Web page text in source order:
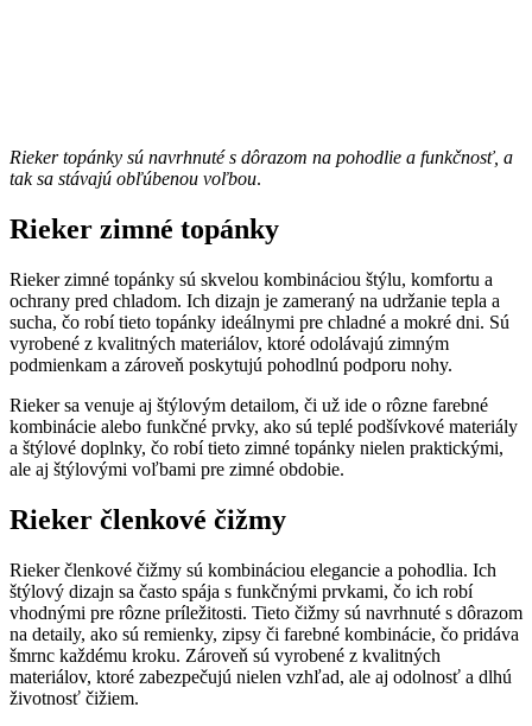
Rieker topánky sú navrhnuté s dôrazom na pohodlie a funkčnosť, a
tak sa stávajú obľúbenou voľbou.
Rieker zimné topánky
Rieker zimné topánky sú skvelou kombináciou štýlu, komfortu a
ochrany pred chladom. Ich dizajn je zameraný na udržanie tepla a
sucha, čo robí tieto topánky ideálnymi pre chladné a mokré dni. Sú
vyrobené z kvalitných materiálov, ktoré odolávajú zimným
podmienkam a zároveň poskytujú pohodlnú podporu nohy.
Rieker sa venuje aj štýlovým detailom, či už ide o rôzne farebné
kombinácie alebo funkčné prvky, ako sú teplé podšívkové materiály
a štýlové doplnky, čo robí tieto zimné topánky nielen praktickými,
ale aj štýlovými voľbami pre zimné obdobie.
Rieker členkové čižmy
Rieker členkové čižmy sú kombináciou elegancie a pohodlia. Ich
štýlový dizajn sa často spája s funkčnými prvkami, čo ich robí
vhodnými pre rôzne príležitosti. Tieto čižmy sú navrhnuté s dôrazom
na detaily, ako sú remienky, zipsy či farebné kombinácie, čo pridáva
šmrnc každému kroku. Zároveň sú vyrobené z kvalitných
materiálov, ktoré zabezpečujú nielen vzhľad, ale aj odolnosť a dlhú
životnosť čižiem.